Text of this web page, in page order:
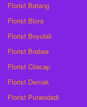
Florist Batang
Florist Blora
Florist Boyolali
Florist Brebes
Florist Cilacap
Florist Demak
Florist Purwodadi